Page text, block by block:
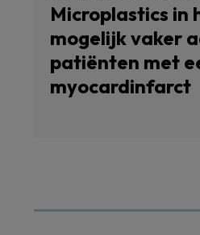
Microplastics in
mogelijk vaker
patiënten met
myocardinfarct